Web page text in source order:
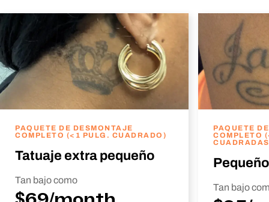
PAQUETE DE DESMONTAJE
COMPLETO (<1 PULG. CUADRADO)
Tatuaje extra pequeño
Tan bajo como
PAQUETE
COMPLETO
Tan bajo